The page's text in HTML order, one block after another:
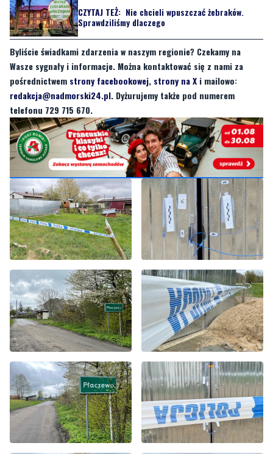
Byliście świadkami zdarzenia w naszym regionie? Czekamy na
Wasze sygnały i informacje. Można kontaktować się z nami za
pośrednictwemstrony facebookowej,strony na Xi mailowo:
redakcja@nadmorski24.pl. Dyżurujemy także pod numerem
telefonu 729 715 670.